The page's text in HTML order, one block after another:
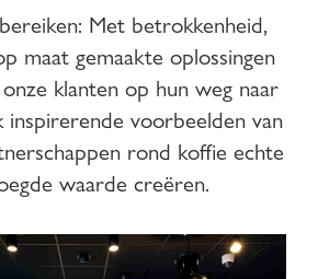
Met betrokkenheid,
maat gemaakte oplossingen
klanten op hun weg naar
inspirerende voorbeelden van
rond koffie echte
waarde creëren.